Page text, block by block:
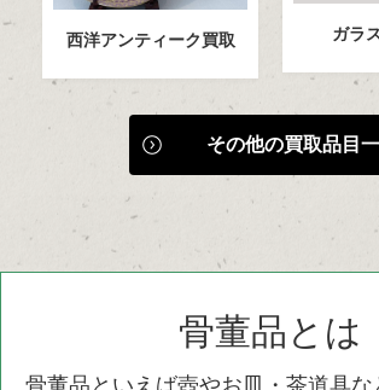
西洋アンティーク買取 ガラ
その他の買取品目
骨董品とは
骨董品といえば壺やお皿・茶道具な